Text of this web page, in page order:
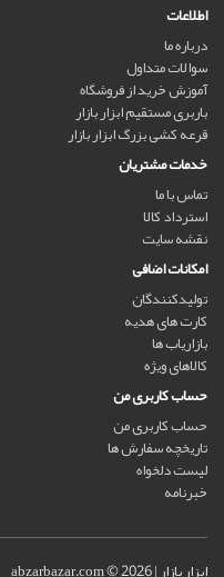
اطلاعات
درباره ما
سوالات متداول
آموزش خرید از فروشگاه
باربری مستقیم ابزار بازار
قرعه کشی بزرگ ابزار بازار
خدمات مشتریان
تماس با ما
استرداد کالا
نقشه سایت
امکانات اضافی
تولیدکنندگان
کارت های هدیه
بازاریاب ها
کالاهای ویژه
حساب کاربری من
حساب کاربری من
تاریخچه سفارش ها
لیست دلخواه
خبرنامه